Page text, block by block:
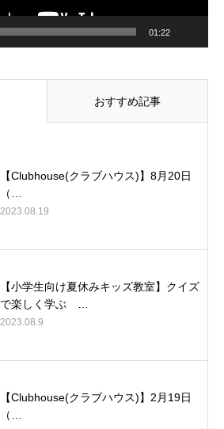
01:22
おすすめ記事
【Clubhouse(クラブハウス)】8月20日
（…
2023.08.19
【小学生向け夏休みキッズ教室】クイズ
で楽しく学ぶ …
2023.08.9
【Clubhouse(クラブハウス)】2月19日
（…